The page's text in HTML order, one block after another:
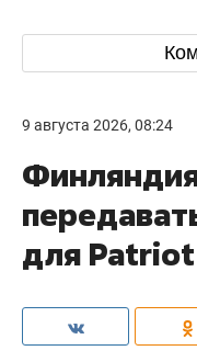
9 августа 2026, 08:24
для Patriot